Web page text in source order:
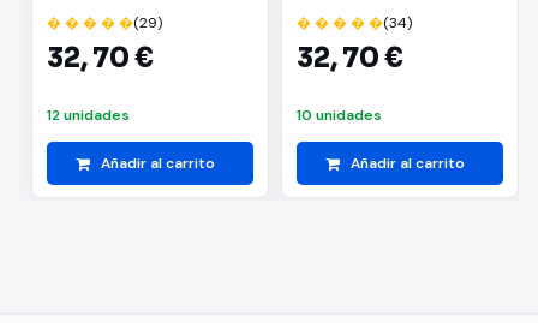
uzumaki)
� � � � �(29)
32,70 €
12 unidades
Añadir al carrito
hatake(b:kakashi
hatake)
� � � � �(34)
32,70 €
10 unidades
Añadir al carrito